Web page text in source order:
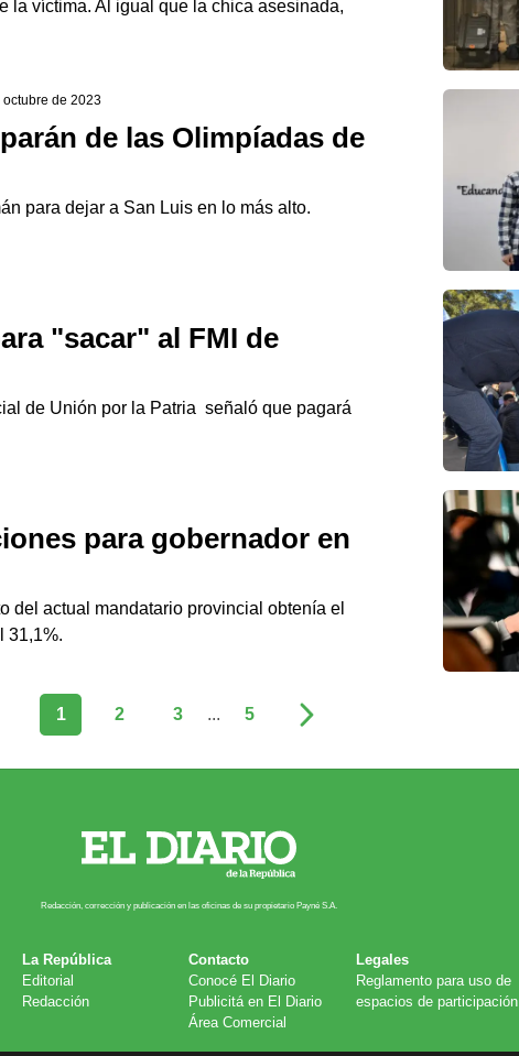
la víctima. Al igual que la chica asesinada,
octubre de 2023
de las Olimpíadas de
para dejar a San Luis en lo más alto.
"sacar" al FMI de
de Unión por la Patria señaló que pagará
para gobernador en
del actual mandatario provincial obtenía el
31,1%.
1 2 3 ... 5
Redacción, corrección y publicación en las oficinas de su propietario Payn​é S.A.
La República
Editorial
Redacción
Contacto
Conocé El Diario
Publicitá en El Diario
Área Comercial
Legales
Reglamento para uso de
espacios de participación